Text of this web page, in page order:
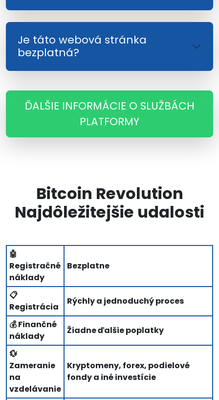
Je táto webová stránka
bezplatná?
ĎALŠIE INFORMÁCIE O SLUŽBÁCH
PLATFORMY
Bitcoin Revolution
Najdôležitejšie udalosti
🤖
Registračné
náklady
Bezplatne
📋
Registrácia
Rýchly a jednoduchý proces
💰 Finančné
náklady
Žiadne ďalšie poplatky
💱
Zameranie
na
vzdelávanie
Kryptomeny, forex, podielové
fondy a iné investície